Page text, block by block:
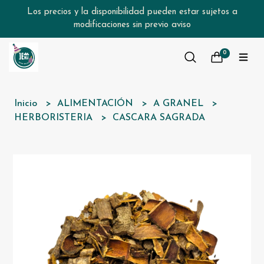
Los precios y la disponibilidad pueden estar sujetos a
modificaciones sin previo aviso
0
Inicio ALIMENTACIÓN
A GRANEL
HERBORISTERIA
CASCARA SAGRADA